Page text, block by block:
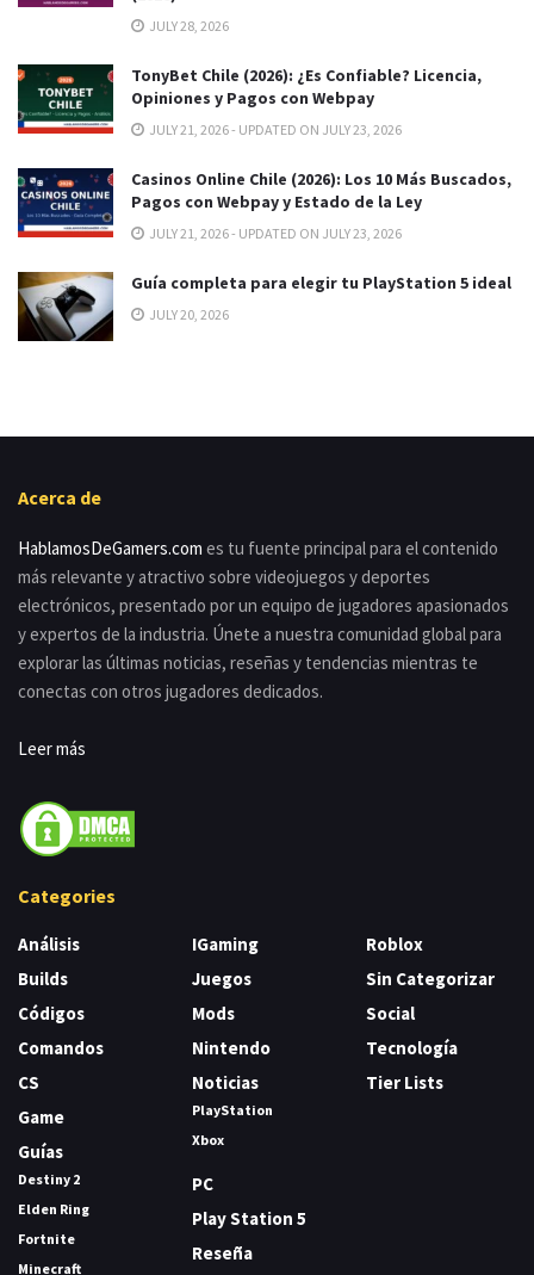
JULY 28, 2026
TonyBet Chile (2026): ¿Es Confiable? Licencia,
Opiniones y Pagos con Webpay
JULY 21, 2026 - UPDATED ON JULY 23, 2026
Casinos Online Chile (2026): Los 10 Más Buscados,
Pagos con Webpay y Estado de la Ley
JULY 21, 2026 - UPDATED ON JULY 23, 2026
Guía completa para elegir tu PlayStation 5 ideal
JULY 20, 2026
Acerca de
HablamosDeGamers.com es tu fuente principal para el contenido
más relevante y atractivo sobre videojuegos y deportes
electrónicos, presentado por un equipo de jugadores apasionados
y expertos de la industria. Únete a nuestra comunidad global para
explorar las últimas noticias, reseñas y tendencias mientras te
conectas con otros jugadores dedicados.
Leer más
Categories
Análisis
Builds
Códigos
Comandos
CS
Game
Guías
Destiny 2
Elden Ring
Fortnite
Minecraft
IGaming
Juegos
Mods
Nintendo
Noticias
PlayStation
Xbox
PC
Play Station 5
Reseña
Roblox
Sin Categorizar
Social
Tecnología
Tier Lists